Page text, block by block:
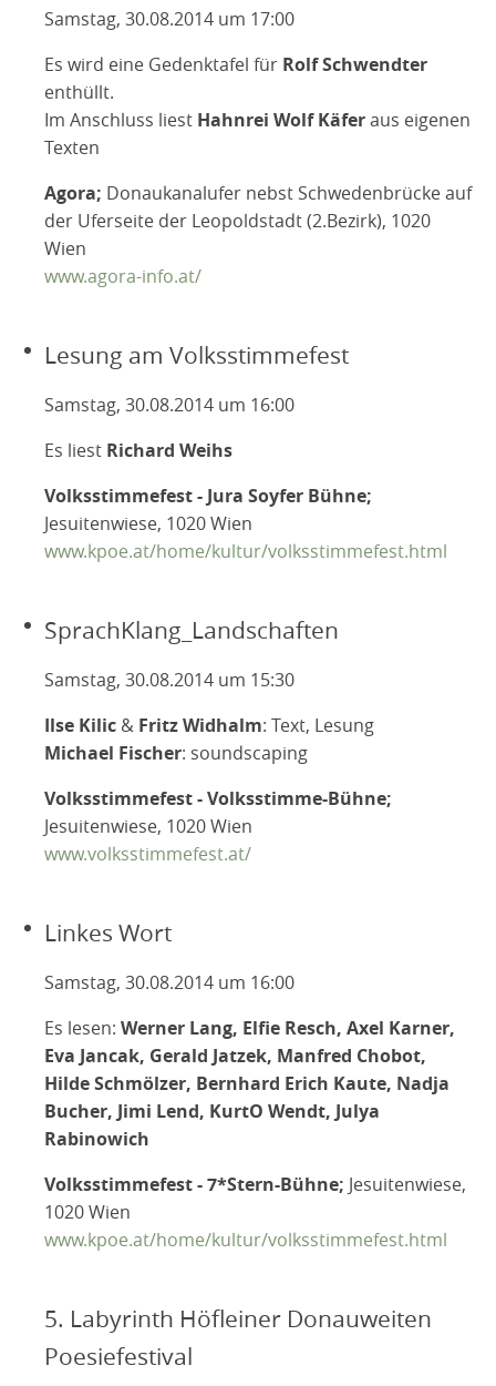
Samstag, 30.08.2014 um 17:00
Es wird eine Gedenktafel für Rolf Schwendter
enthüllt.
Im Anschluss liest Hahnrei Wolf Käferaus eigenen
Texten
Agora; Donaukanalufer nebst Schwedenbrücke auf
der Uferseite der Leopoldstadt (2.Bezirk), 1020
Wien
www.agora-info.at/
Lesung am Volksstimmefest
Samstag, 30.08.2014 um 16:00
Es liest Richard Weihs
Volksstimmefest - Jura Soyfer Bühne;
Jesuitenwiese, 1020 Wien
www.kpoe.at/home/kultur/volksstimmefest.html
SprachKlang_Landschaften
Samstag, 30.08.2014 um 15:30
Ilse Kilic & Fritz Widhalm: Text, Lesung
Michael Fischer: soundscaping
Volksstimmefest - Volksstimme-Bühne;
Jesuitenwiese, 1020 Wien
www.volksstimmefest.at/
Linkes Wort
Samstag, 30.08.2014 um 16:00
Es lesen: Werner Lang, Elfie Resch, Axel Karner,
Eva Jancak, Gerald Jatzek, Manfred Chobot,
Hilde Schmölzer, Bernhard Erich Kaute, Nadja
Bucher, Jimi Lend, KurtO Wendt, Julya
Rabinowich
Volksstimmefest - 7*Stern-Bühne; Jesuitenwiese,
1020 Wien
www.kpoe.at/home/kultur/volksstimmefest.html
5. Labyrinth Höfleiner Donauweiten
Poesiefestival